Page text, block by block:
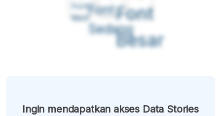
Font
Kecil
Font
Sedang
Font
Besar
Ingin mendapatkan akses Data Stories